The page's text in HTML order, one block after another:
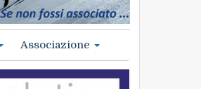
Associazione